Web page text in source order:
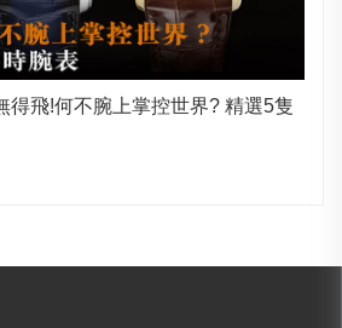
得飛!何不腕上掌控世界? 精選5隻